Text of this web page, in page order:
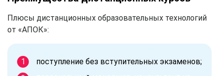
Плюсы дистанционных образовательных технологий
от «АПОК»:
поступление без вступительных экзаменов;